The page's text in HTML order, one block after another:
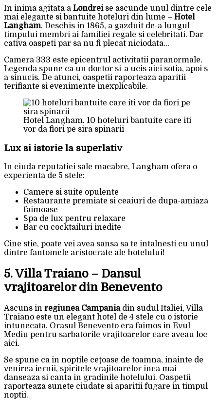
In inima agitata a Londreise ascunde unul dintre cele
mai elegante si bantuite hoteluri din lume – Hotel
Langham. Deschis in 1865, a gazduit de-a lungul
timpului membri ai familiei regale si celebritati. Dar
cativa oaspeti par sa nu fi plecat niciodata…
Camera 333 este epicentrul activitatii paranormale.
Legenda spune ca un doctor si-a ucis aici sotia, apoi s-
a sinucis. De atunci, oaspetii raporteaza aparitii
terifiante si evenimente inexplicabile.
Hotel Langham. 10 hoteluri bantuite care iti
vor da fiori pe sira spinarii
Lux si istorie la superlativ
In ciuda reputatiei sale macabre, Langham ofera o
experienta de 5 stele:
Camere si suite opulente
Restaurante premiate si ceaiuri de dupa-amiaza
faimoase
Spa de lux pentru relaxare
Bar cu cocktailuri inedite
Cine stie, poate vei avea sansa sa te intalnesti cu unul
dintre fantomele aristocrate ale hotelului!
5. Villa Traiano – Dansul
vrajitoarelor din Benevento
Ascuns in regiunea Campaniadin sudul Italiei, Villa
Traiano este un elegant hotel de 4 stele cu o istorie
intunecata. Orasul Benevento era faimos in Evul
Mediu pentru sarbatorile vrajitoarelor care aveau loc
aici.
Se spune ca in noptile ceţoase de toamna, inainte de
venirea iernii, spiritele vrajitoarelor inca mai
danseaza si canta in gradinile hotelului. Oaspetii
raporteaza sunete ciudate si aparitii fugare in timpul
noptii.